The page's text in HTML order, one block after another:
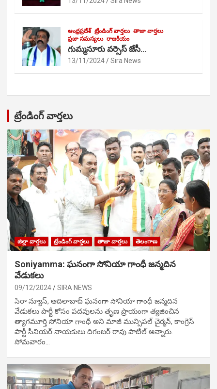
ఆంధ్రప్రదేశ్ ట్రేండింగ్ వార్తలు తాజా వార్తలు
ప్రజా సమస్యలు రాజకీయం
గుమ్మనూరు వర్సెస్ జేసీ…
13/11/2024 Sira News
ట్రేండింగ్ వార్తలు
జిల్లా వార్తలు ట్రేండింగ్ వార్తలు తాజా వార్తలు తెలంగాణ
Soniyamma: ఘ‌నంగా సోనియా గాంధీ జ‌న్మ‌దిన
వేడుక‌లు
09/12/2024 SIRA NEWS
సిరా న్యూస్, ఆదిలాబాద్ ఘ‌నంగా సోనియా గాంధీ జ‌న్మ‌దిన
వేడుక‌లు పార్టీ కోసం ప‌ద‌వుల‌ను తృణ ప్రాయంగా త్య‌జించిన
త్యాగమూర్తి సోనియా గాంధీ అని మాజీ మున్సిప‌ల్ చైర్మ‌న్, కాంగ్రెస్
పార్టీ సీనియ‌ర్ నాయ‌కులు దిగంబ‌ర్ రావు పాటిల్ అన్నారు.
సోమవారం…